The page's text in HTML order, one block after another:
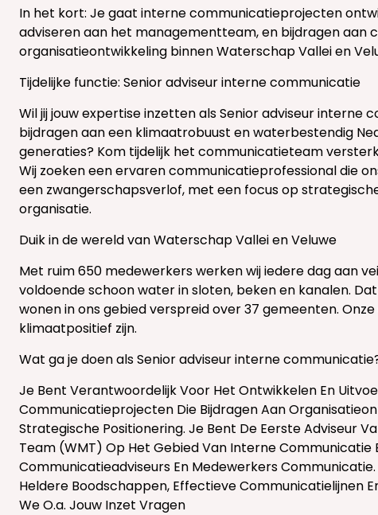
In het kort: Je gaat interne communicatieprojecten
adviseren aan het managementteam, en bijdragen aan
organisatieontwikkeling binnen Waterschap Vallei en
Tijdelijke functie: Senior adviseur interne communicatie
Wil jij jouw expertise inzetten als Senior adviseur interne
bijdragen aan een klimaatrobuust en waterbestendig
generaties? Kom tijdelijk het communicatieteam
Wij zoeken een ervaren communicatieprofessional die
een zwangerschapsverlof, met een focus op
organisatie.
Duik in de wereld van Waterschap Vallei en Veluwe
Met ruim 650 medewerkers werken wij iedere dag aan
voldoende schoon water in sloten, beken en kanalen.
wonen in ons gebied verspreid over 37 gemeenten.
klimaatpositief zijn.
Wat ga je doen als Senior adviseur interne
Je Bent Verantwoordelijk Voor Het Ontwikkelen En
Communicatieprojecten Die Bijdragen Aan
Strategische Positionering. Je Bent De Eerste Adviseur
Team (WMT) Op Het Gebied Van Interne Communicatie
Communicatieadviseurs En Medewerkers
Heldere Boodschappen, Effectieve Communicatielijnen
We O.a. Jouw Inzet Vragen